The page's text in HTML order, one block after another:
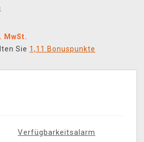
MwSt.
Sie 1,11 Bonuspunkte
Verfügbarkeitsalarm